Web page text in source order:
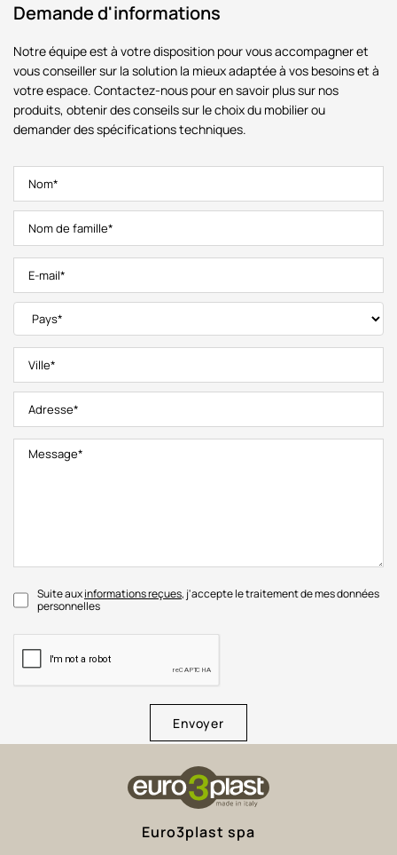
Demande d'informations
Notre équipe est à votre disposition pour vous accompagner et
vous conseiller sur la solution la mieux adaptée à vos besoins et à
votre espace. Contactez-nous pour en savoir plus sur nos
produits, obtenir des conseils sur le choix du mobilier ou
demander des spécifications techniques.
Suite auxinformations reçues, j'accepte le traitement de mes données
personnelles
Envoyer
Euro3plast spa